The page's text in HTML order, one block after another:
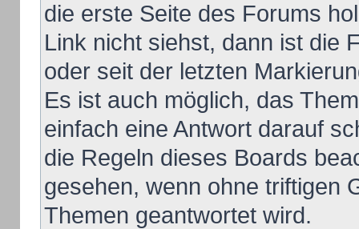
die erste Seite des Forums
Link nicht siehst, dann ist die
oder seit der letzten
Es ist auch möglich, das
einfach eine Antwort darauf
die Regeln dieses Boards
gesehen, wenn ohne triftigen
Themen geantwortet wird.